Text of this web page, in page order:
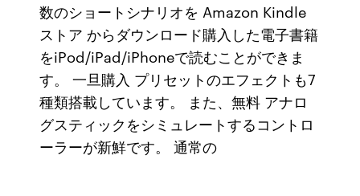
数のショートシナリオを Amazon Kindle
ストア からダウンロード購入した電子書籍
をiPod/iPad/iPhoneで読むことができま
す。 一旦購入 プリセットのエフェクトも7
種類搭載しています。 また、無料 アナロ
グスティックをシミュレートするコントロ
ーラーが新鮮です。 通常の